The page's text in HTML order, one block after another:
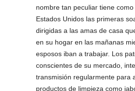
nombre tan peculiar tiene
Estados Unidos las primeras
dirigidas a las amas de casa
en su hogar en las mañanas
esposos iban a trabajar. Los
conscientes de su mercado,
transmisión regularmente para
productos de limpieza como